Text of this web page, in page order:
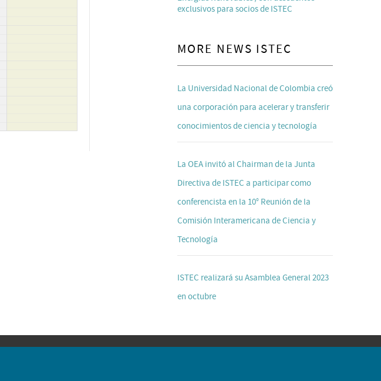
exclusivos para socios de ISTEC
MORE NEWS ISTEC
La Universidad Nacional de Colombia creó
una corporación para acelerar y transferir
conocimientos de ciencia y tecnología
La OEA invitó al Chairman de la Junta
Directiva de ISTEC a participar como
conferencista en la 10° Reunión de la
Comisión Interamericana de Ciencia y
Tecnología
ISTEC realizará su Asamblea General 2023
en octubre